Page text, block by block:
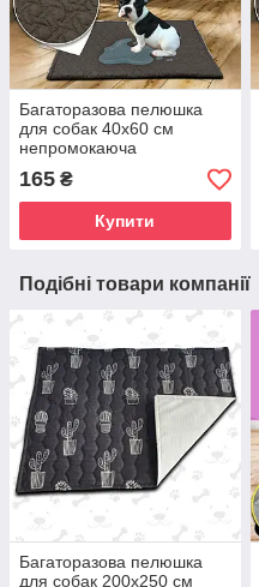
Багаторазова пелюшка
для собак 40х60 см
непромокаюча
165 ₴
Купити
Подібні товари компанії
Багаторазова пелюшка
для собак 200х250 см